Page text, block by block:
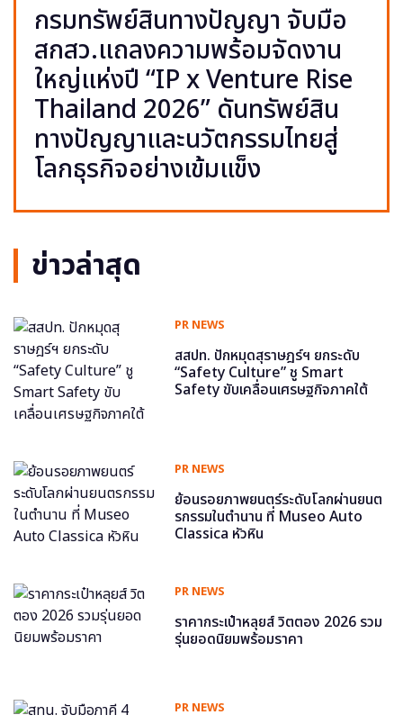
กรมทรัพย์สินทางปัญญา จับมือ
สกสว.แถลงความพร้อมจัดงาน
ใหญ่แห่งปี “IP x Venture Rise
Thailand 2026” ดันทรัพย์สิน
ทางปัญญาและนวัตกรรมไทยสู่
โลกธุรกิจอย่างเข้มแข็ง
ข่าวล่าสุด
PR NEWS
สสปท. ปักหมุดสุราษฎร์ฯ ยกระดับ
“Safety Culture” ชู Smart
Safety ขับเคลื่อนเศรษฐกิจภาคใต้
PR NEWS
ย้อนรอยภาพยนตร์ระดับโลกผ่านยนต
รกรรมในตำนาน ที่ Museo Auto
Classica หัวหิน
PR NEWS
ราคากระเป๋าหลุยส์ วิตตอง 2026 รวม
รุ่นยอดนิยมพร้อมราคา
PR NEWS